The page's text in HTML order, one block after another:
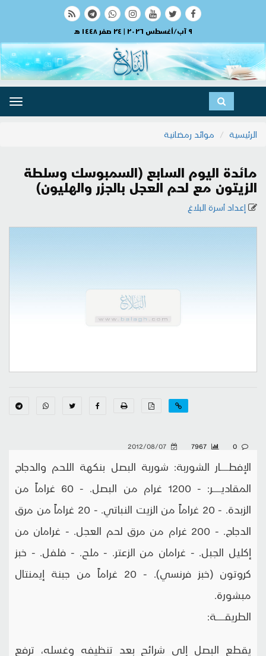
٩ آب/أغسطس ٢٠٢٦ | ٢٤ صفر ١٤٤٨ هـ
الرئيسية
موائد رمضانية
مائدة اليوم السابع (السمبوسك وسلطة
الزيتون مع لحم العجل بالجزر والهليون)
إعداد أسرة البلاغ
الإفطـــــــار الشوربة: شوربة البصل بنكهة اللحم والدجاج
المقاديـــــــر: - 1200 غرام من البصل. - 60 غراماً من
الزبدة. - 20 غراماً من الزيت النباتي. - 20 غراماً من مرق
الدجاج. - 200 غرام من مرق لحم العجل. - غرامان من
إكليل الجبل. - غرامان من الزعتر. - ملح. - فلفل. - خبز
كروتون (خبز فرنسي). - 20 غراماً من جبنة إيمنتال
مبشورة.
الطريقـــــــة:
يقطع البصل إلى شرائح بعد تنظيفه وغسله، ترفع